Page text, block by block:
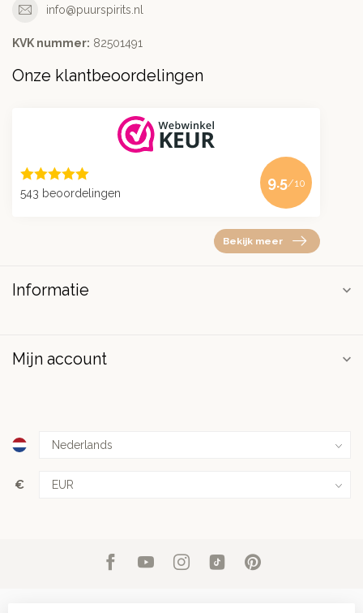
info@puurspirits.nl
KVK nummer: 82501491
Onze klantbeoordelingen
543 beoordelingen
9.5/10
Bekijk meer
Informatie
Mijn account
€